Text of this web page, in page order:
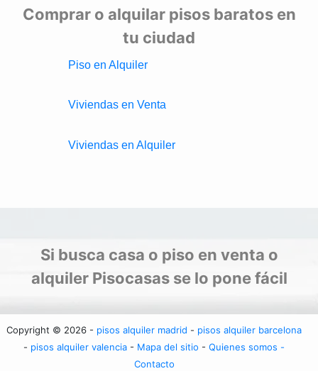
Comprar o alquilar pisos baratos en
tu ciudad
Piso en Alquiler
Viviendas en Venta
Viviendas en Alquiler
Si busca casa o piso en venta o
alquiler Pisocasas se lo pone fácil
Copyright © 2026 - pisos alquiler madrid - pisos alquiler barcelona
- pisos alquiler valencia - Mapa del sitio -Quienes somos -
Contacto